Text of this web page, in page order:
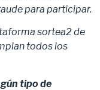
para participar.
sortea2 de
todos los
tipo de